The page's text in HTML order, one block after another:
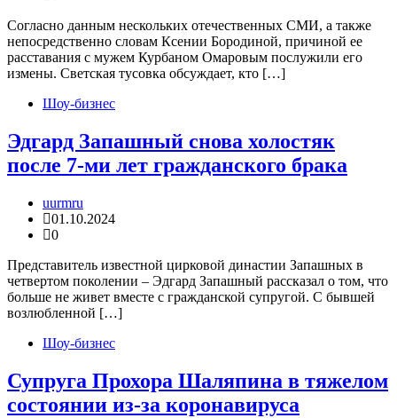
Согласно данным нескольких отечественных СМИ, а также
непосредственно словам Ксении Бородиной, причиной ее
расставания с мужем Курбаном Омаровым послужили его
измены. Светская тусовка обсуждает, кто […]
Шоу-бизнес
Эдгард Запашный снова холостяк
после 7-ми лет гражданского брака
uurmru
01.10.2024
0
Представитель известной цирковой династии Запашных в
четвертом поколении – Эдгард Запашный рассказал о том, что
больше не живет вместе с гражданской супругой. С бывшей
возлюбленной […]
Шоу-бизнес
Супруга Прохора Шаляпина в тяжелом
состоянии из-за коронавируса